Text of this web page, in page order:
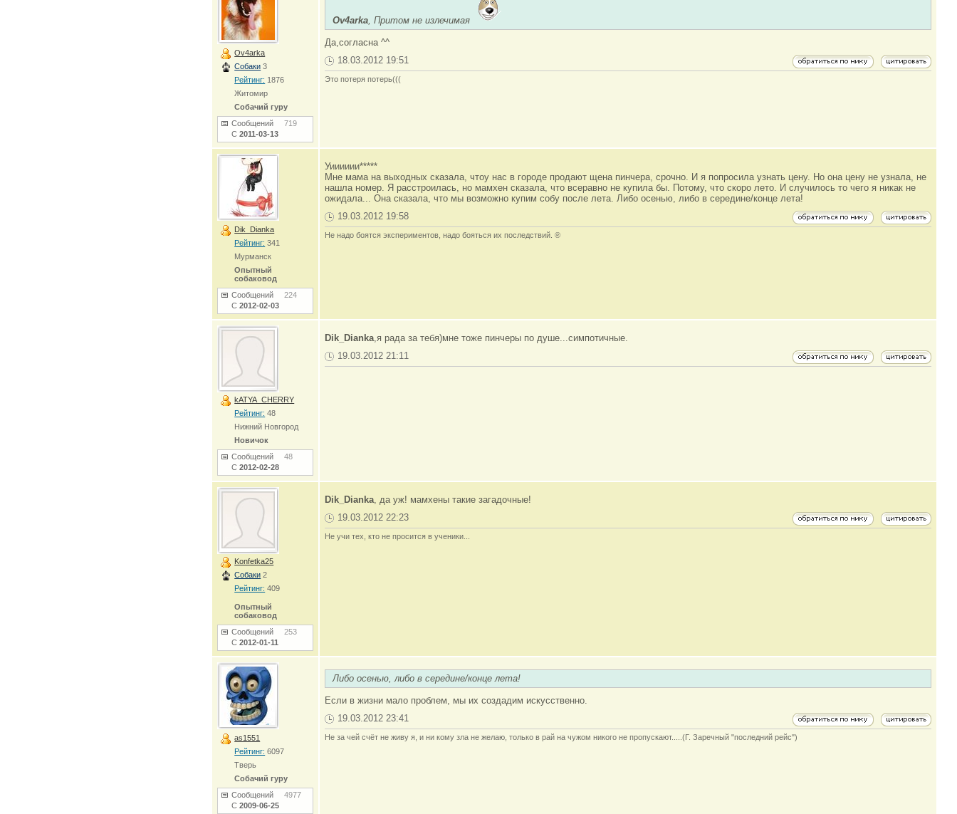
Ov4arka
Собаки 3
Рейтинг: 1876
Житомир
Собачий гуру
Сообщений719
С2011-03-13
Ov4arka, Притом не излечимая
Да,согласна ^^
18.03.2012 19:51
Это потеря потерь(((
Dik_Dianka
Рейтинг: 341
Мурманск
Опытный
собаковод
Сообщений224
С2012-02-03
Уииииии*****
Мне мама на выходных сказала, чтоу нас в городе продают щена пинчера, срочно. И я попросила узнать цену. Но она цену не узнала, не
нашла номер. Я расстроилась, но мамхен сказала, что всеравно не купила бы. Потому, что скоро лето. И случилось то чего я никак не
ожидала... Она сказала, что мы возможно купим собу после лета. Либо осенью, либо в середине/конце лета!
19.03.2012 19:58
Не надо боятся экспериментов, надо бояться их последствий. ®
kATYA_CHERRY
Рейтинг: 48
Нижний Новгород
Новичок
Сообщений48
С2012-02-28
Dik_Dianka,я рада за тебя)мне тоже пинчеры по душе...симпотичные.
19.03.2012 21:11
Konfetka25
Собаки 2
Рейтинг: 409
Опытный
собаковод
Сообщений253
С2012-01-11
Dik_Dianka, да уж! мамхены такие загадочные!
19.03.2012 22:23
Не учи тех, кто не просится в ученики...
as1551
Рейтинг: 6097
Тверь
Собачий гуру
Сообщений4977
С2009-06-25
Либо осенью, либо в середине/конце лета!
Если в жизни мало проблем, мы их создадим искусственно.
19.03.2012 23:41
Не за чей счёт не живу я, и ни кому зла не желаю, только в рай на чужом никого не пропускают.....(Г. Заречный "последний рейс")